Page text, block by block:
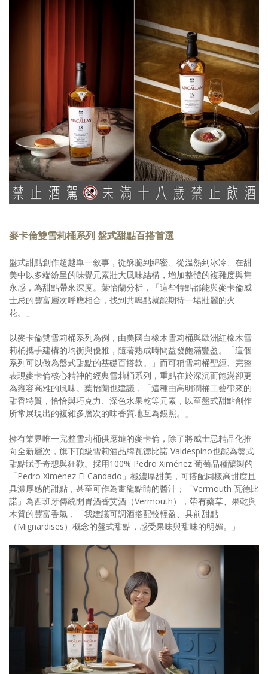
麥卡倫雙雪莉桶系列 盤式甜點百搭首選
盤式甜點創作超越單一敘事，從酥脆到綿密、從溫熱到冰冷、在甜
美中以多端紛呈的味覺元素壯大風味結構，增加整體的複雜度與雋
永感，為甜點帶來深度。葉怡蘭分析，「這些特點都能與麥卡倫威
士忌的豐富層次呼應相合，找到共鳴點就能期待一場壯麗的火
花。」
以麥卡倫雙雪莉桶系列為例，由美國白橡木雪莉桶與歐洲紅橡木雪
莉桶攜手建構的均衡與優雅，隨著熟成時間益發飽滿豐盈。「這個
系列可以做為盤式甜點的基礎百搭款。」而可稱雪莉桶聖經、完整
表現麥卡倫核心精神的經典雪莉桶系列，重點在於深沉而飽滿卻更
為雍容高雅的風味。葉怡蘭也建議，「這種由高明潤桶工藝帶來的
甜香特質，恰恰與巧克力、深色水果乾等元素，以至盤式甜點創作
所常展現出的複雜多層次的味香質地互為鏡照。」
擁有業界唯一完整雪莉桶供應鏈的麥卡倫，除了將威士忌精品化推
向全新層次，旗下頂級雪莉酒品牌瓦德比諾 Valdespino也能為盤式
甜點賦予奇想與狂歡。採用100% Pedro Ximénez 葡萄品種釀製的
「Pedro Ximenez El Candado」極濃厚甜美，可搭配同樣高甜度且
具濃厚感的甜點，甚至可作為畫龍點睛的醬汁；「Vermouth 瓦德比
諾」為西班牙傳統開胃酒香艾酒（Vermouth），帶有藥草、果乾與
木質的豐富香氣，「我建議可調酒搭配較輕盈、具前甜點
（Mignardises）概念的盤式甜點，感受果味與甜味的明媚。」